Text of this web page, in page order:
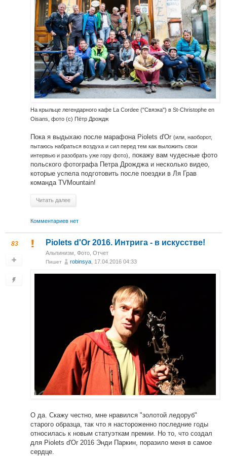
На крыльце легендарного кафе La Cordee ("Связка") в St-Сhristophe en
Oisans, фото (с) Пётр Дрождж
Пока я выдыхаю после марафона Piolets d'Or (или, наоборот,
пытаюсь набраться воздуха и сил перед тем как выложить свои
интервью и разобрать уже гору фото)
, покажу вам чудесные фото
польского фотографа Петра Дрожджа и несколько видео,
которые успела подготовить после поездки в Ля Грав
команда TVMountain!
Читать далее
Комментариев нет
83 Piolets d'Or 2016. Интрига - в искусстве!
Альпинизм Фото Отчет
Пишет robinsya , 17.04.2016 04:33
О да. Скажу честно, мне нравился "золотой ледоруб"
старого образца, так что я настороженно последние годы
относилась к новым статуэткам премии. Но то, что создал
для Piolets d'Or 2016 Энди Паркин, поразило меня в самое
сердце.